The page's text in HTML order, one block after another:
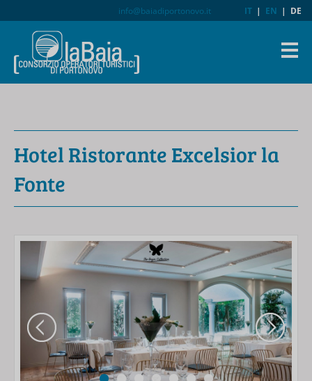
info@baiadiportonovo.it IT | EN | DE
Hotel Ristorante Excelsior la
Fonte